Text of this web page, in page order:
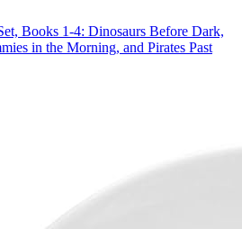
Books 1-4: Dinosaurs Before Dark,
in the Morning, and Pirates Past